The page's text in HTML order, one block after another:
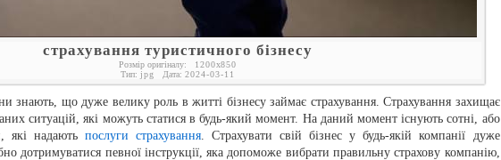
страхування туристичного бізнесу
Розмір оригіналу: 1200x850
Тип: jpg Дата: 2024-03-11
знають, що дуже велику роль в житті бізнесу займає страхування. Страхування захищає
ситуацій, які можуть статися в будь-який момент. На даний момент існують сотні, або
які надають послуги страхування. Страхувати свій бізнес у будь-якій компанії дуже
дотримуватися певної інструкції, яка допоможе вибрати правильну страхову компанію,